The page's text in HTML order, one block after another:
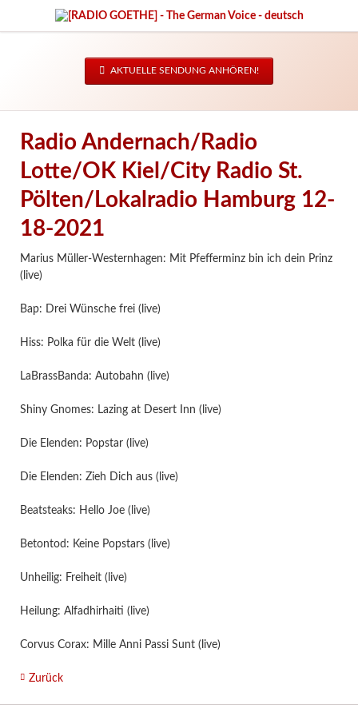
AKTUELLE SENDUNG ANHÖREN!
Radio Andernach/Radio
Lotte/OK Kiel/City Radio St.
Pölten/Lokalradio Hamburg 12-
18-2021
Marius Müller-Westernhagen: Mit Pfefferminz bin ich dein Prinz
(live)
Bap: Drei Wünsche frei (live)
Hiss: Polka für die Welt (live)
LaBrassBanda: Autobahn (live)
Shiny Gnomes: Lazing at Desert Inn (live)
Die Elenden: Popstar (live)
Die Elenden: Zieh Dich aus (live)
Beatsteaks: Hello Joe (live)
Betontod: Keine Popstars (live)
Unheilig: Freiheit (live)
Heilung: Alfadhirhaiti (live)
Corvus Corax: Mille Anni Passi Sunt (live)
Zurück